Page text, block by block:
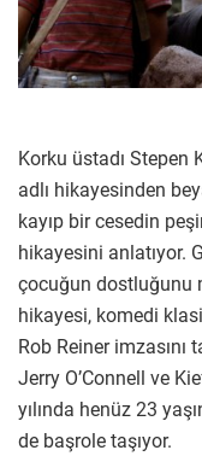
Korku üstadı Stepen
adlı hikayesinden
kayıp bir cesedin
hikayesini anlatıyor.
çocuğun dostluğunu
hikayesi, komedi
Rob Reiner imzasını
Jerry O’Connell ve
yılında henüz 23
de başrole taşıyor.